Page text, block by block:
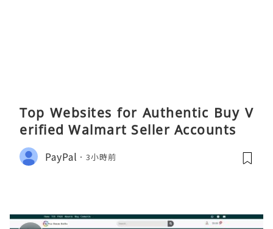
Top Websites for Authentic Buy V
erified Walmart Seller Accounts
PayPal 3小時前